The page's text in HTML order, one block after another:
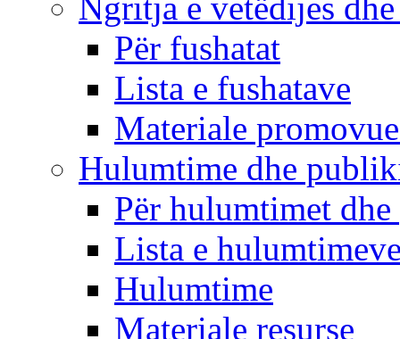
Për fushatat
Lista e fushatave
Materiale
Hulumtime dhe
Për hulumtimet
Lista e
Hulumtime
Materiale resurse